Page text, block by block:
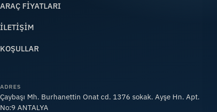
ARAÇ FİYATLARI
İLETİŞİM
KOŞULLAR
ADRES
Çaybaşı Mh. Burhanettin Onat cd. 1376 sokak. Ayşe Hn. Apt.
No:9 ANTALYA